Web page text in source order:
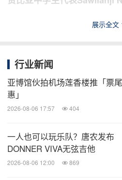
“我是一名13岁的赞比亚人，
尼猎鹰学院的学生，下个月就
了。 能与这么多已经成功和
破世界纪录，我既感到荣幸
己暂时还做不了什么贡献。
这首歌的视觉设计灵感来自鸟
生和谐，包含了唤起原始情
展示全文
行业新闻
亚博馆伙拍机场莲香楼推「票
惠」
2026-08-06 17:57 404
一人也可以玩乐队？唐农发布
DONNER VIVA无弦吉他
2026-08-06 12:00 869